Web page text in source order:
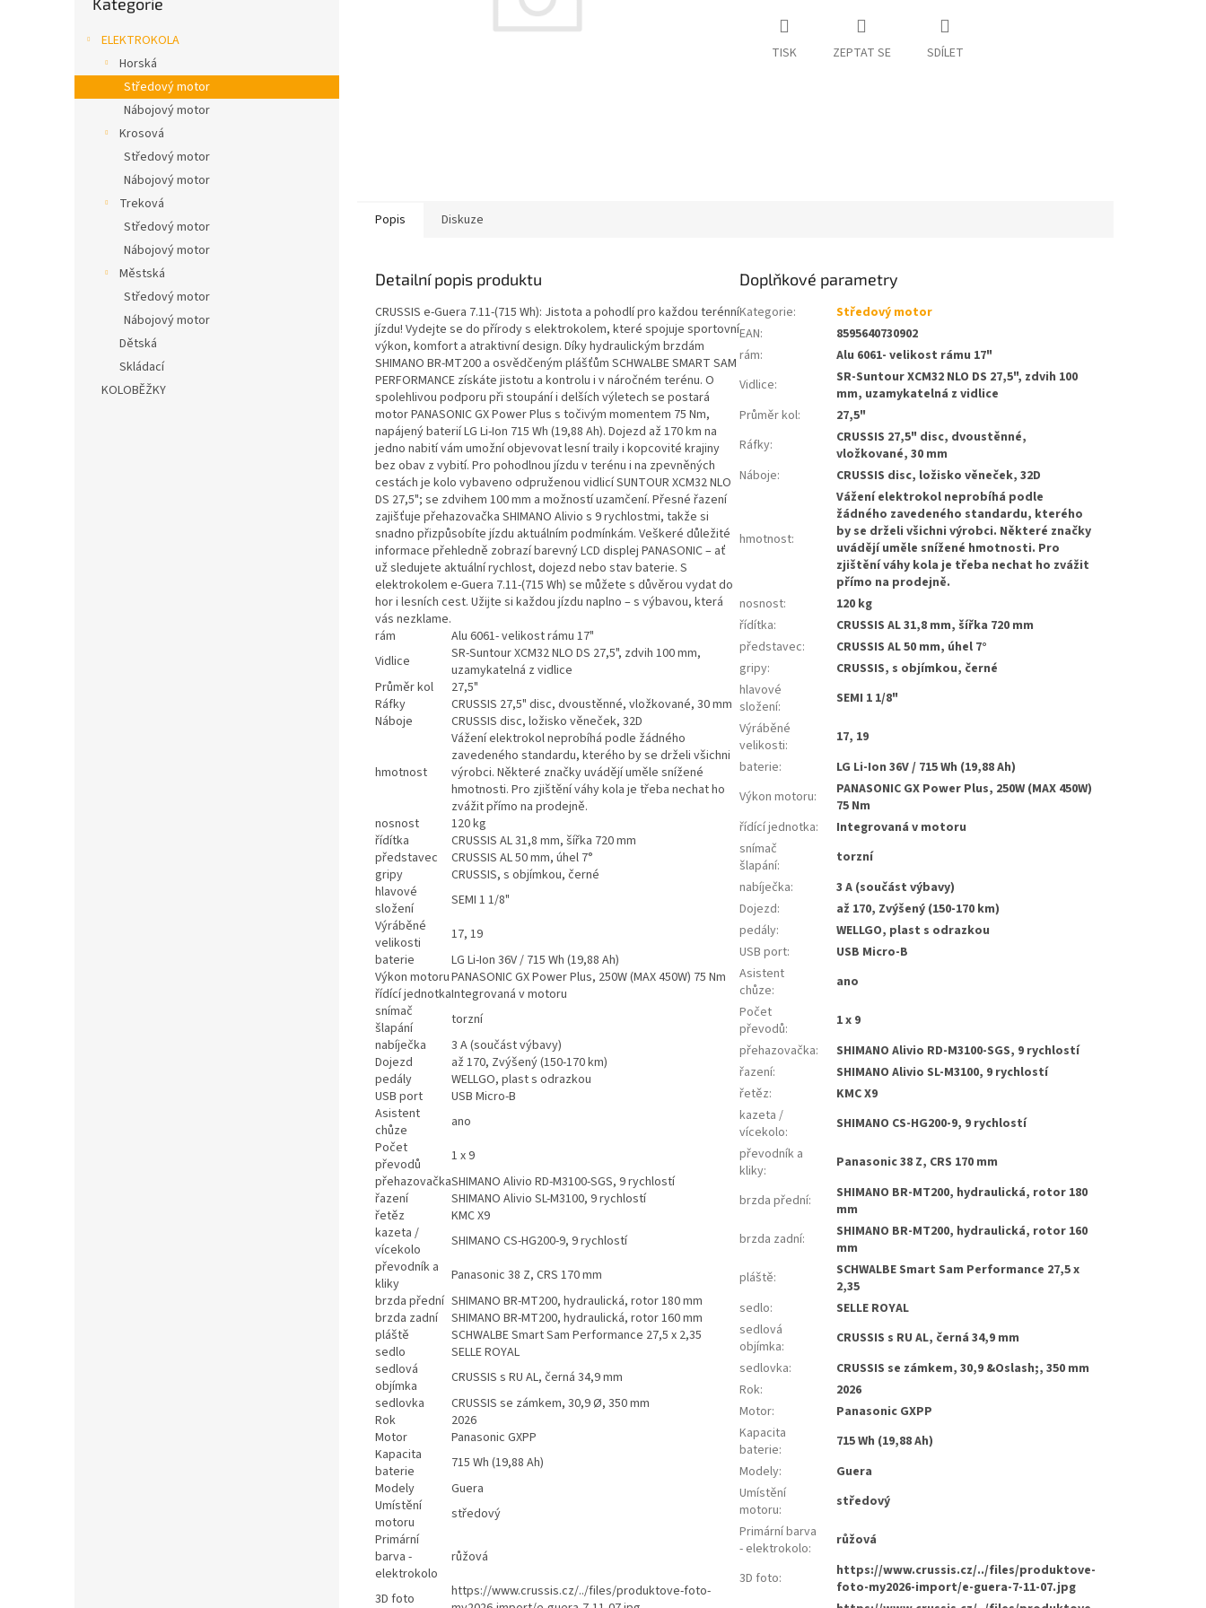
ELEKTROKOLA
Horská
Středový motor
Nábojový motor
Krosová
Středový motor
Nábojový motor
Treková
Středový motor
Nábojový motor
Městská
Středový motor
Nábojový motor
Dětská
Skládací
KOLOBĚŽKY
TISK ZEPTAT SE SDÍLET
Popis Diskuze
Detailní popis produktu
CRUSSIS e-Guera 7.11-(715 Wh): Jistota a pohodlí pro každou terénní
jízdu! Vydejte se do přírody s elektrokolem, které spojuje sportovní
výkon, komfort a atraktivní design. Díky hydraulickým brzdám
SHIMANO BR-MT200 a osvědčeným plášťům SCHWALBE SMART SAM
PERFORMANCE získáte jistotu a kontrolu i v náročném terénu. O
spolehlivou podporu při stoupání i delších výletech se postará
motor PANASONIC GX Power Plus s točivým momentem 75 Nm,
napájený baterií LG Li-Ion 715 Wh (19,88 Ah). Dojezd až 170 km na
jedno nabití vám umožní objevovat lesní traily i kopcovité krajiny
bez obav z vybití. Pro pohodlnou jízdu v terénu i na zpevněných
cestách je kolo vybaveno odpruženou vidlicí SUNTOUR XCM32 NLO
DS 27,5"; se zdvihem 100 mm a možností uzamčení. Přesné řazení
zajišťuje přehazovačka SHIMANO Alivio s 9 rychlostmi, takže si
snadno přizpůsobíte jízdu aktuálním podmínkám. Veškeré důležité
informace přehledně zobrazí barevný LCD displej PANASONIC – ať
už sledujete aktuální rychlost, dojezd nebo stav baterie. S
elektrokolem e-Guera 7.11-(715 Wh) se můžete s důvěrou vydat do
hor i lesních cest. Užijte si každou jízdu naplno – s výbavou, která
vás nezklame.
rám
Alu 6061- velikost rámu 17"
Vidlice
SR-Suntour XCM32 NLO DS 27,5", zdvih 100 mm,
uzamykatelná z vidlice
Průměr kol
27,5"
Ráfky
CRUSSIS 27,5" disc, dvoustěnné, vložkované, 30 mm
Náboje
CRUSSIS disc, ložisko věneček, 32D
hmotnost
Vážení elektrokol neprobíhá podle žádného
zavedeného standardu, kterého by se drželi všichni
výrobci. Některé značky uvádějí uměle snížené
hmotnosti. Pro zjištění váhy kola je třeba nechat ho
zvážit přímo na prodejně.
nosnost
120 kg
řídítka
CRUSSIS AL 31,8 mm, šířka 720 mm
představec
CRUSSIS AL 50 mm, úhel 7°
gripy
CRUSSIS, s objímkou, černé
hlavové
složení
SEMI 1 1/8"
Výráběné
velikosti
17, 19
baterie
LG Li-Ion 36V / 715 Wh (19,88 Ah)
Výkon motoruPANASONIC GX Power Plus, 250W (MAX 450W) 75 Nm
řídící jednotkaIntegrovaná v motoru
snímač
šlapání
torzní
nabíječka
3 A (součást výbavy)
Dojezd
až 170, Zvýšený (150-170 km)
pedály
WELLGO, plast s odrazkou
USB port
USB Micro-B
Asistent
chůze
ano
Počet
převodů
1 x 9
přehazovačkaSHIMANO Alivio RD-M3100-SGS, 9 rychlostí
řazení
SHIMANO Alivio SL-M3100, 9 rychlostí
řetěz
KMC X9
kazeta /
vícekolo
SHIMANO CS-HG200-9, 9 rychlostí
převodník a
kliky
Panasonic 38 Z, CRS 170 mm
brzda přední SHIMANO BR-MT200, hydraulická, rotor 180 mm
brzda zadní
SHIMANO BR-MT200, hydraulická, rotor 160 mm
pláště
SCHWALBE Smart Sam Performance 27,5 x 2,35
sedlo
SELLE ROYAL
sedlová
objímka
CRUSSIS s RU AL, černá 34,9 mm
sedlovka
CRUSSIS se zámkem, 30,9 Ø, 350 mm
Rok
2026
Motor
Panasonic GXPP
Kapacita
baterie
715 Wh (19,88 Ah)
Modely
Guera
Umístění
motoru
středový
Primární
barva -
elektrokolo
růžová
3D foto
https://www.crussis.cz/../files/produktove-foto-
Doplňkové parametry
Kategorie:
Středový motor
EAN:
8595640730902
rám:
Alu 6061- velikost rámu 17"
Vidlice:
SR-Suntour XCM32 NLO DS 27,5", zdvih 100
mm, uzamykatelná z vidlice
Průměr kol:
27,5"
Ráfky:
CRUSSIS 27,5" disc, dvoustěnné,
vložkované, 30 mm
Náboje: CRUSSIS disc, ložisko věneček, 32D
hmotnost:
Vážení elektrokol neprobíhá podle
žádného zavedeného standardu, kterého
by se drželi všichni výrobci. Některé značky
uvádějí uměle snížené hmotnosti. Pro
zjištění váhy kola je třeba nechat ho zvážit
přímo na prodejně.
nosnost:
120 kg
řídítka:
CRUSSIS AL 31,8 mm, šířka 720 mm
představec:
CRUSSIS AL 50 mm, úhel 7°
gripy:
CRUSSIS, s objímkou, černé
hlavové
složení:
SEMI 1 1/8"
Výráběné
velikosti:
17, 19
baterie:
LG Li-Ion 36V / 715 Wh (19,88 Ah)
Výkon motoru:
PANASONIC GX Power Plus, 250W (MAX 450W)
75 Nm
řídící jednotka:
Integrovaná v motoru
snímač
šlapání:
torzní
nabíječka:
3 A (součást výbavy)
Dojezd:
až 170, Zvýšený (150-170 km)
pedály:
WELLGO, plast s odrazkou
USB port:
USB Micro-B
Asistent
chůze:
ano
Počet
převodů:
1 x 9
přehazovačka:
SHIMANO Alivio RD-M3100-SGS, 9 rychlostí
řazení:
SHIMANO Alivio SL-M3100, 9 rychlostí
řetěz:
KMC X9
kazeta /
vícekolo:
SHIMANO CS-HG200-9, 9 rychlostí
převodník a
kliky: Panasonic 38 Z, CRS 170 mm
brzda přední:
SHIMANO BR-MT200, hydraulická, rotor 180
mm
brzda zadní:
SHIMANO BR-MT200, hydraulická, rotor 160
mm
pláště:
SCHWALBE Smart Sam Performance 27,5 x
2,35
sedlo:
SELLE ROYAL
sedlová
objímka:
CRUSSIS s RU AL, černá 34,9 mm
sedlovka:
CRUSSIS se zámkem, 30,9 &Oslash;, 350 mm
Rok:
2026
Motor:
Panasonic GXPP
Kapacita
baterie:
715 Wh (19,88 Ah)
Modely:
Guera
Umístění
motoru:
středový
Primární barva
- elektrokolo: růžová
3D foto:
https://www.crussis.cz/../files/produktove-
foto-my2026-import/e-guera-7-11-07.jpg